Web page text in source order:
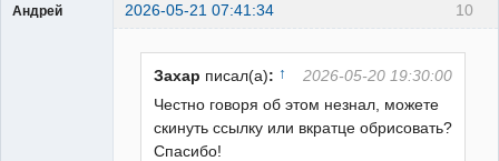
10
Андрей 2026-05-21 07:41:34
Захар писал(а): ↑
2026-05-20 19:30:00
Честно говоря об этом незнал, можете
скинуть ссылку или вкратце обрисовать?
Спасибо!